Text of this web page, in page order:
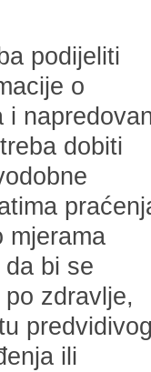
podijeliti
o
i
dobiti
mjerama
bi se
zdravlje,
ili